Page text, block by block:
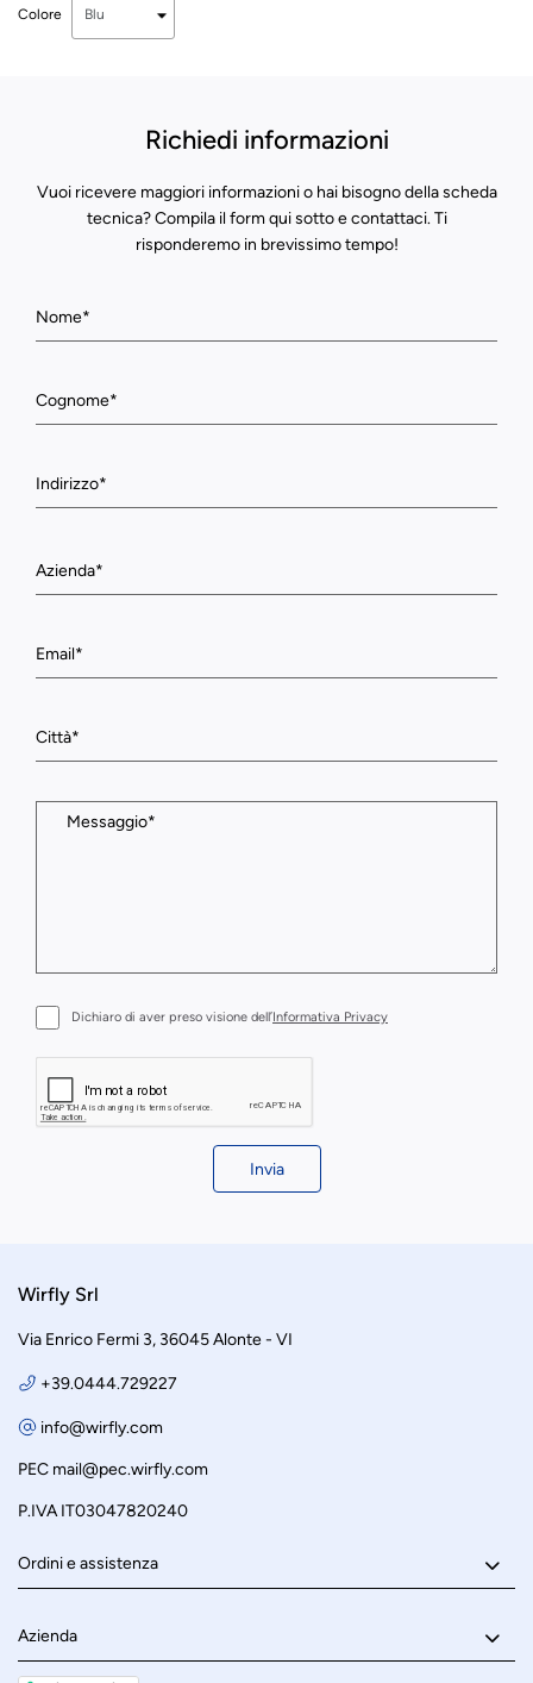
Colore
Richiedi informazioni
Vuoi ricevere maggiori informazioni o hai bisogno della scheda
tecnica? Compila il form qui sotto e contattaci. Ti
risponderemo in brevissimo tempo!
Dichiaro di aver preso visione dell’Informativa Privacy
Invia
Wirfly Srl
Via Enrico Fermi 3, 36045 Alonte - VI
+39.0444.729227
info@wirfly.com
PEC mail@pec.wirfly.com
P.IVA IT03047820240
Ordini e assistenza
Azienda